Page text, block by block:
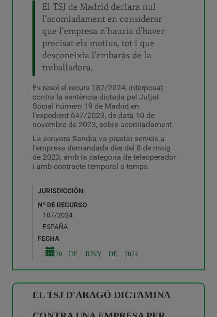
El TSJ de Madrid declara nul
l'acomiadament en considerar
que l'empresa n'hauria d'haver
precisat els motius, tot i que
desconeixia l'embaràs de la
treballadora.
Es resol el recurs 187/2024, interposat
contra la sentència dictada pel Jutjat
Social número 19 de Madrid en
l'expedient 647/2023, de data 10 de
novembre de 2023, sobre acomiadament.
La senyora Sandra va prestar serveis a
l'empresa demandada des del 8 de maig
de 2023, amb la categoria de teleoperador
i amb contracte temporal a temps
JURISDICCIÓN
Nº DE RECURSO
187/2024
ESPAÑA
FECHA
20 DE JUNY DE 2024
EL TSJ D'ARAGÓ DICTAMINA